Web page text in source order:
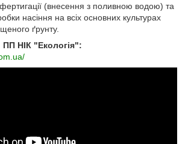
(внесення з поливною водою) та
насіння на всіх основних культурах
ґрунту.
НІК "Екологія":